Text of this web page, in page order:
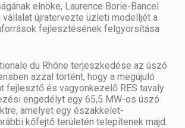
elnöke, Laurence Borie-Bancel
vállalat újratervezte üzleti modelljét a
fejlesztésének felgyorsítása
du Rhône terjeszkedése az úszó
azzal történt, hogy a megújuló
fejlesztő és vagyonkezelő RES tavaly
engedélyt egy 65,5 MW-os úszó
amelyet egy északkelet-
kőfejtő területén telepítenek majd.